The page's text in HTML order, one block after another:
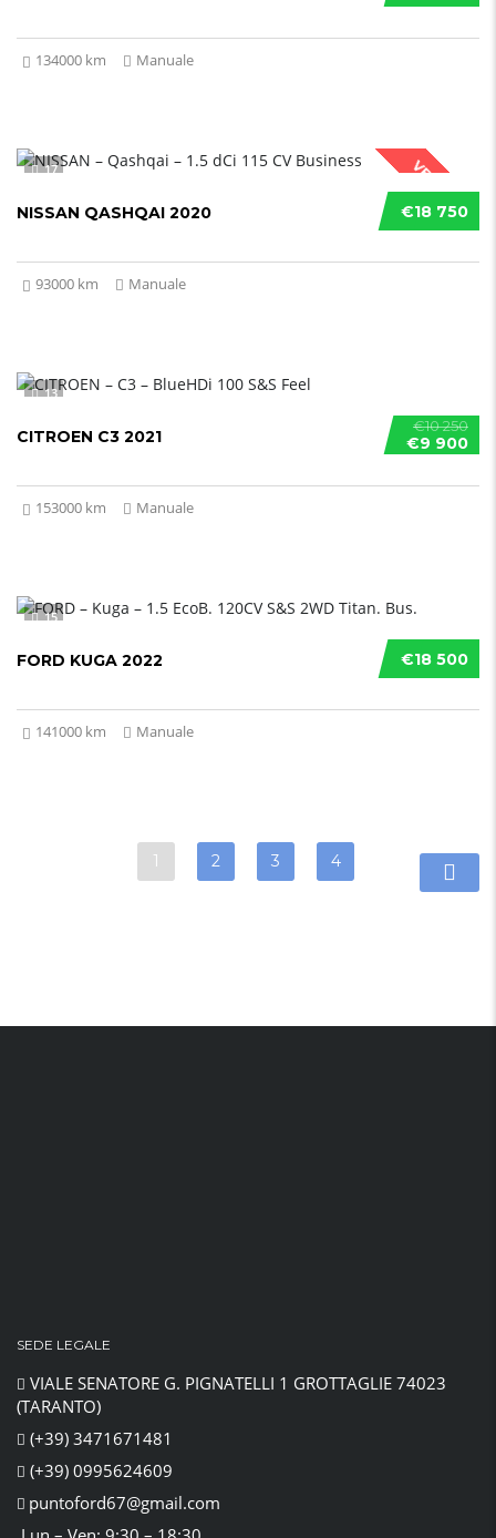
134000 km Manuale
VENDUTO
17
€18 750
NISSAN QASHQAI 2020
93000 km Manuale
13
€10 250
€9 900
CITROEN C3 2021
153000 km Manuale
15
€18 500
FORD KUGA 2022
141000 km Manuale
1 2 3 4
SEDE LEGALE
VIALE SENATORE G. PIGNATELLI 1 GROTTAGLIE 74023
(TARANTO)
(+39) 3471671481
(+39) 0995624609
puntoford67@gmail.com